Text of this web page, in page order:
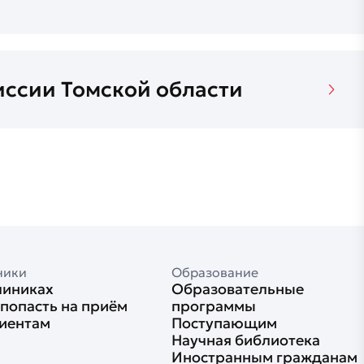
Томской области
на приём
Образование
Образовательные
программы
Поступающим
Научная библиотека
Иностранным гражданам